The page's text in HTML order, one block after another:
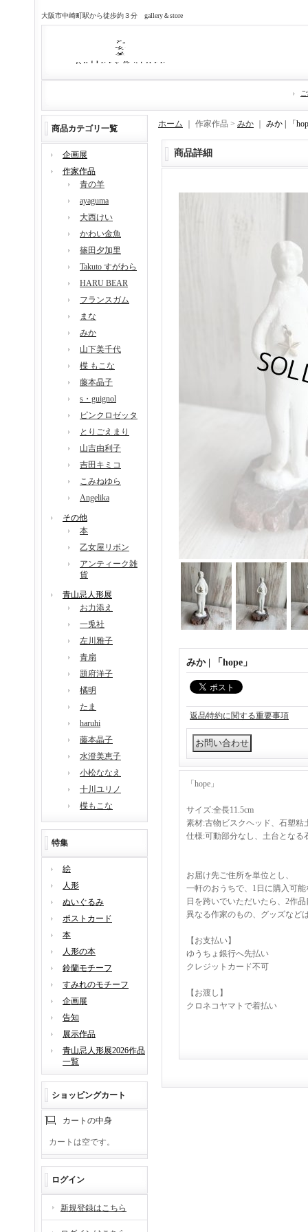
大阪市中崎町駅から徒歩約３分 gallery＆store
商品カテゴリ一覧
企画展
作家作品
青の羊
ayaguma
大西けい
かわい金魚
篠田夕加里
Takuto すがわら
HARU BEAR
フランスガム
まな
みか
山下美千代
楪 もこな
藤本晶子
s・guignol
ピンクロゼッタ
とりごえまり
山吉由利子
吉田キミコ
こみねゆら
Angelika
その他
本
乙女屋リボン
アンティーク雑
貨
青山忌人形展
お力添え
一兎社
左川雅子
青扇
題府洋子
橘明
たま
haruhi
藤本晶子
水澄美恵子
小松ななえ
十川ユリノ
楪もこな
特集
絵
人形
ぬいぐるみ
ポストカード
本
人形の本
鈴蘭モチーフ
すみれのモチーフ
企画展
告知
展示作品
青山忌人形展2026作品
一覧
ショッピングカート
カートの中身
カートは空です。
ログイン
新規登録はこちら
ホーム ｜ 作家作品 > みか みか | 「
商品詳細
みか | 「hope」
返品特約に関する重要事項
「hope」
サイズ:全長11.5cm
素材:古物ビスクヘッド、石塑粘
仕様:可動部分なし、土台となる
お届け先ご住所を単位とし、
一軒のおうちで、1日に購入可
日を跨いでいただいたら、2作
異なる作家のもの、グッズなど
【お支払い】
ゆうちょ銀行へ先払い
クレジットカード不可
【お渡し】
クロネコヤマトで着払い